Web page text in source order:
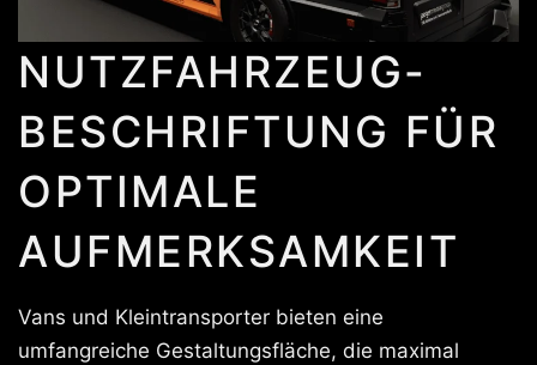
NUTZFAHRZEUG-
BESCHRIFTUNG FÜR
OPTIMALE
AUFMERKSAMKEIT
Vans und Kleintransporter bieten eine
umfangreiche Gestaltungsfläche, die maximal